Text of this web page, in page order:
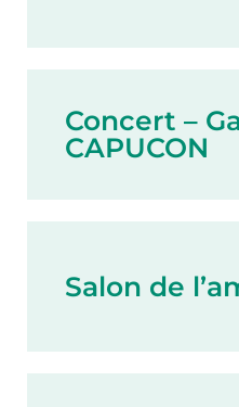
Concert –
CAPUCON
Salon de